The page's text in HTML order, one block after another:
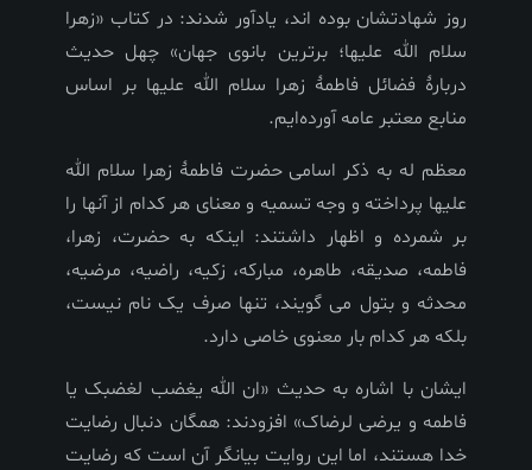
روز شهادتشان بوده اند، یادآور شدند: در کتاب «زهرا
سلام الله علیها؛ برترین بانوی جهان» چهل حدیث
دربارۀ فضائل فاطمۀ زهرا سلام الله علیها بر اساس
منابع معتبر عامه آورده‌ایم.
معظم له به ذکر اسامی حضرت فاطمۀ زهرا سلام الله
علیها پرداخته و وجه تسمیه و معنای هر کدام از آنها را
بر شمرده و اظهار داشتند: اینکه به حضرت، زهرا،
فاطمه، صدیقه، طاهره، مبارکه، زکیه، راضیه، مرضیه،
محدثه و بتول می گویند، تنها صرف یک نام نیست،
بلکه هر کدام بار معنوی خاصی دارد.
ایشان با اشاره به حدیث «ان الله یغضب لغضبک یا
فاطمه و یرضی لرضاک» افزودند: همگان دنبال رضایت
خدا هستند، اما این روایت بیانگر آن است که رضایت